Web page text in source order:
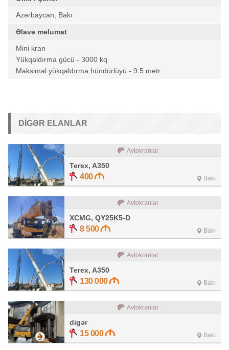
Azərbaycan, Bakı
Əlavə məlumat
Mini kran
Yükqaldırma gücü - 3000 kq
Maksimal yükqaldırma hündürlüyü - 9.5 metr
DIGƏR ELANLAR
Avtokranlar
Terex, A350
400 Bakı
Avtokranlar
XCMG, QY25K5-D
8 500 Bakı
Avtokranlar
Terex, A350
130 000 Bakı
Avtokranlar
digər
15 000 Bakı